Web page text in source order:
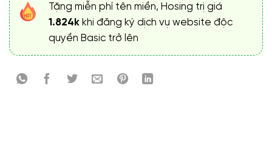
Tặng miễn phí tên miền, Hosing trị giá
1.824k khi đăng ký dịch vụ website độc
quyền Basic trở lên